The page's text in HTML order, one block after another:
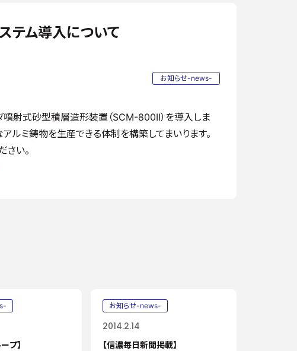
テム導入について
お知らせ-news-
射式砂型積層造形装置（SCM-800Ⅱ）を導入しま
ルミ鋳物を生産できる体制を構築してまいります。
さい。
プ】
お知らせ-news-
2014.2.14
【信濃毎日新聞掲載】